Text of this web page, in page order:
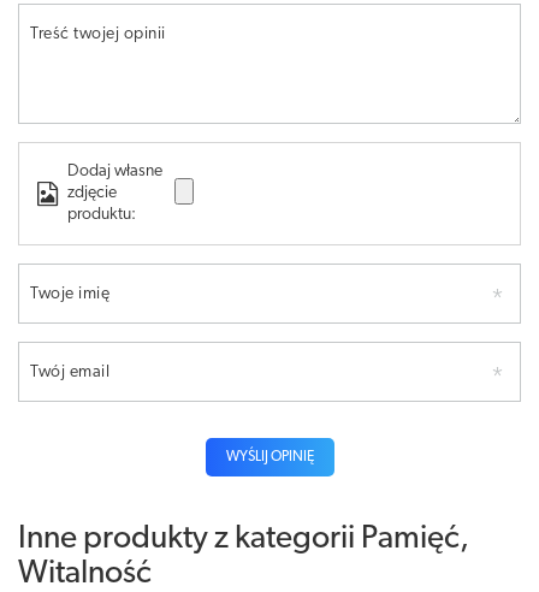
Treść twojej opinii
Dodaj własne
zdjęcie
produktu:
Twoje imię
Twój email
WYŚLIJ OPINIĘ
Inne produkty z kategorii Pamięć,
Witalność